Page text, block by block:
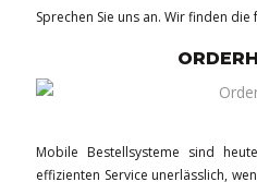
Sprechen Sie uns an. Wir finden die
Mobile Bestellsysteme sind
effizienten Service unerlässlich,